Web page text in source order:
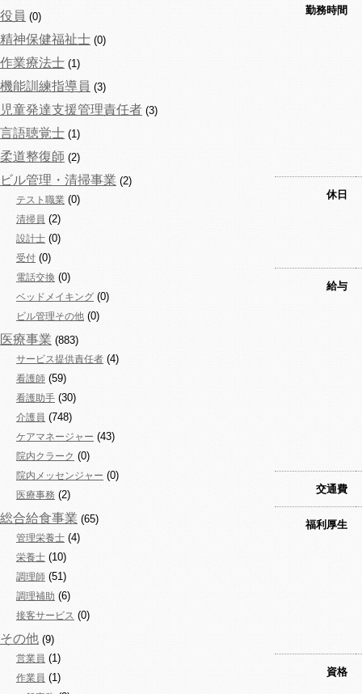
役員 (0)
精神保健福祉士 (0)
作業療法士 (1)
機能訓練指導員 (3)
児童発達支援管理責任者 (3)
言語聴覚士 (1)
柔道整復師 (2)
ビル管理・清掃事業 (2)
テスト職業 (0)
清掃員 (2)
設計士 (0)
受付 (0)
電話交換 (0)
ベッドメイキング (0)
ビル管理その他 (0)
医療事業 (883)
サービス提供責任者 (4)
看護師 (59)
看護助手 (30)
介護員 (748)
ケアマネージャー (43)
院内クラーク (0)
院内メッセンジャー (0)
医療事務 (2)
総合給食事業 (65)
管理栄養士 (4)
栄養士 (10)
調理師 (51)
調理補助 (6)
接客サービス (0)
その他 (9)
営業員 (1)
作業員 (1)
勤務時間
休日
給与
交通費
福利厚生
資格